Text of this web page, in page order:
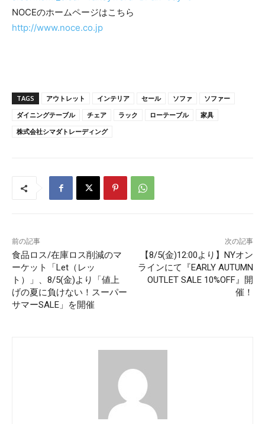
NOCEのホームページはこちら
http://www.noce.co.jp
TAGS アウトレット インテリア セール ソファ
ソファー
ダイニングテーブル
チェア ラック ローテーブル
家具
株式会社シマダトレーディング
前の記事
食品ロス/在庫ロス削減のマ
ーケット「Let（レッ
ト）」、8/5(金)より「値上
げの夏に負けない！スーパー
サマーSALE」を開催
次の記事
【8/5(金)12:00より】NYオン
ラインにて『EARLY AUTUMN
OUTLET SALE 10%OFF』開
催！